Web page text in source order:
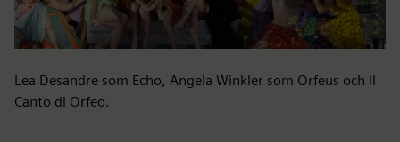
Lea Desandre som Echo, Angela Winkler som Orfeus och Il
Canto di Orfeo.